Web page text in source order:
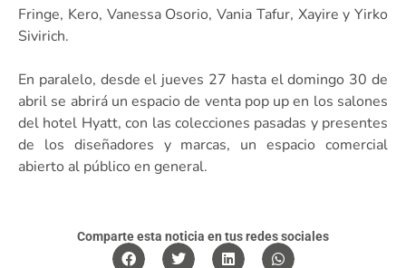
Fringe, Kero, Vanessa Osorio, Vania Tafur, Xayire y Yirko
Sivirich.
En paralelo, desde el jueves 27 hasta el domingo 30 de
abril se abrirá un espacio de venta pop up en los salones
del hotel Hyatt, con las colecciones pasadas y presentes
de los diseñadores y marcas, un espacio comercial
abierto al público en general.
Comparte esta noticia en tus redes sociales